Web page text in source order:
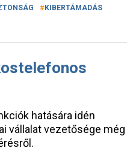
KIBERTÁMADÁS
hatására idén
vállalat vezetősége még